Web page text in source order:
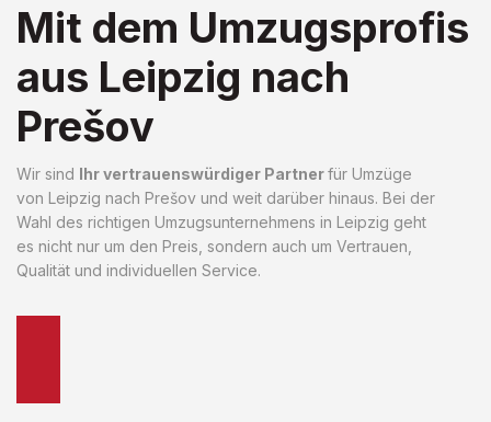
Mit dem Umzugsprofis
aus Leipzig nach
Prešov
Wir sind Ihr vertrauenswürdiger Partnerfür Umzüge
von Leipzig nach Prešov und weit darüber hinaus. Bei der
Wahl des richtigen Umzugsunternehmens in Leipzig geht
es nicht nur um den Preis, sondern auch um Vertrauen,
Qualität und individuellen Service.